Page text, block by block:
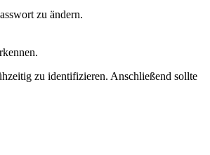
zu ändern.
zu identifizieren. Anschließend sollte